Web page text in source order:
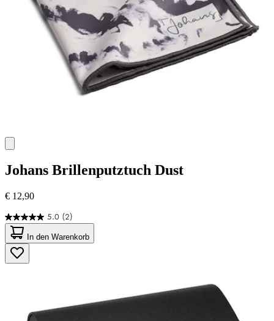
Johans Brillenputztuch Dust
€ 12,90
5.0 (2)
5.0
von
5
Sternen.
2
In den Warenkorb